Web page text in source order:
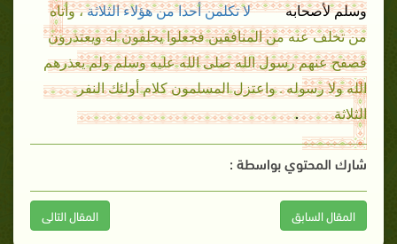
وسلم لأصحابه
لا تكلمنأحدا من هؤلاء الثلاثة،وأتاه
من تخلف عنه من المنافقين فجعلوا يحلفون له ويعتذرون
فصفح عنهم رسول اللهصلى الله عليه وسلم ولم يعذرهم
الله ولا رسوله . واعتزل المسلمون كلام أولئك النفر
الثلاثة
.
شارك المحتوي بواسطة :
المقال السابق المقال التالى